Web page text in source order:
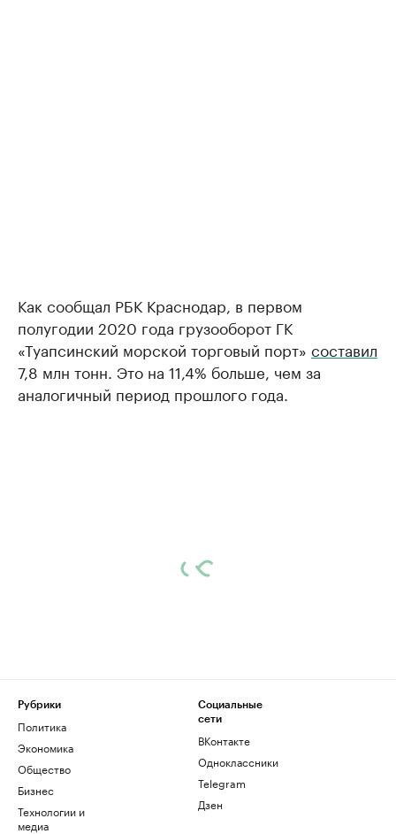
Как сообщал РБК Краснодар, в первом
полугодии 2020 года грузооборот ГК
«Туапсинский морской торговый порт» составил
7,8 млн тонн. Это на 11,4% больше, чем за
аналогичный период прошлого года.
Рубрики
Политика
Экономика
Общество
Бизнес
Технологии и
медиа
Социальные
сети
ВКонтакте
Одноклассники
Telegram
Дзен